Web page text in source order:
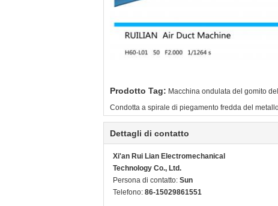
Prodotto Tag: Macchina ondulata del gomito
Condotta a spirale di piegamento fredda del
Dettagli di contatto
Xi'an Rui Lian Electromechanical
Technology Co., Ltd.
Persona di contatto: Sun
Telefono: 86-15029861551